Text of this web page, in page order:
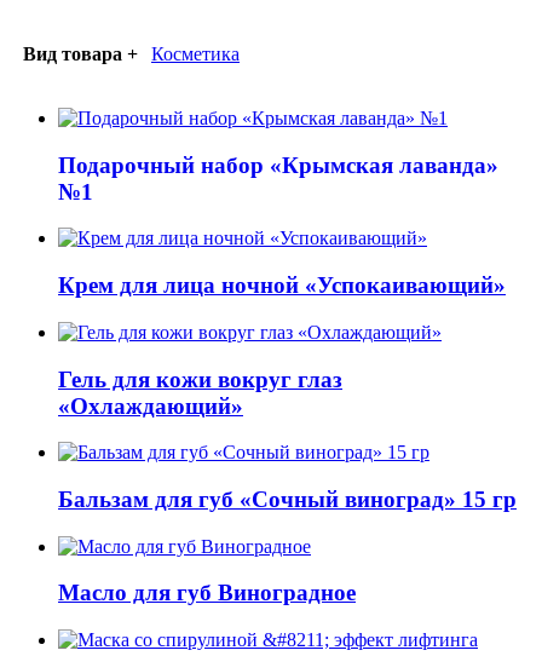
Вид товара + Косметика
Подарочный набор «Крымская лаванда»
№1
Крем для лица ночной «Успокаивающий»
Гель для кожи вокруг глаз
«Охлаждающий»
Бальзам для губ «Сочный виноград» 15 гр
Масло для губ Виноградное